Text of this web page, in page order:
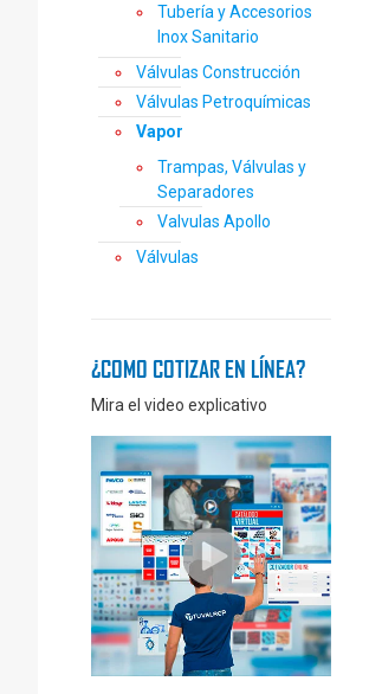
Tubería y Accesorios
Inox Sanitario
Válvulas Construcción
Válvulas Petroquímicas
Vapor
Trampas, Válvulas y
Separadores
Valvulas Apollo
Válvulas
¿COMO COTIZAR EN LÍNEA?
Mira el video explicativo